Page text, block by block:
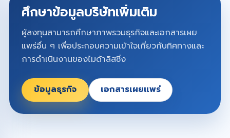
ศึกษาข้อมูลบริษัทเพิ่มเติม
ผู้ลงทุนสามารถศึกษาภาพรวมธุรกิจและเอกสารเผย
แพร่อื่น ๆ เพื่อประกอบความเข้าใจเกี่ยวกับทิศทางและ
การดำเนินงานของไมด้าลิสซิ่ง
ข้อมูลธุรกิจ เอกสารเผยแพร่